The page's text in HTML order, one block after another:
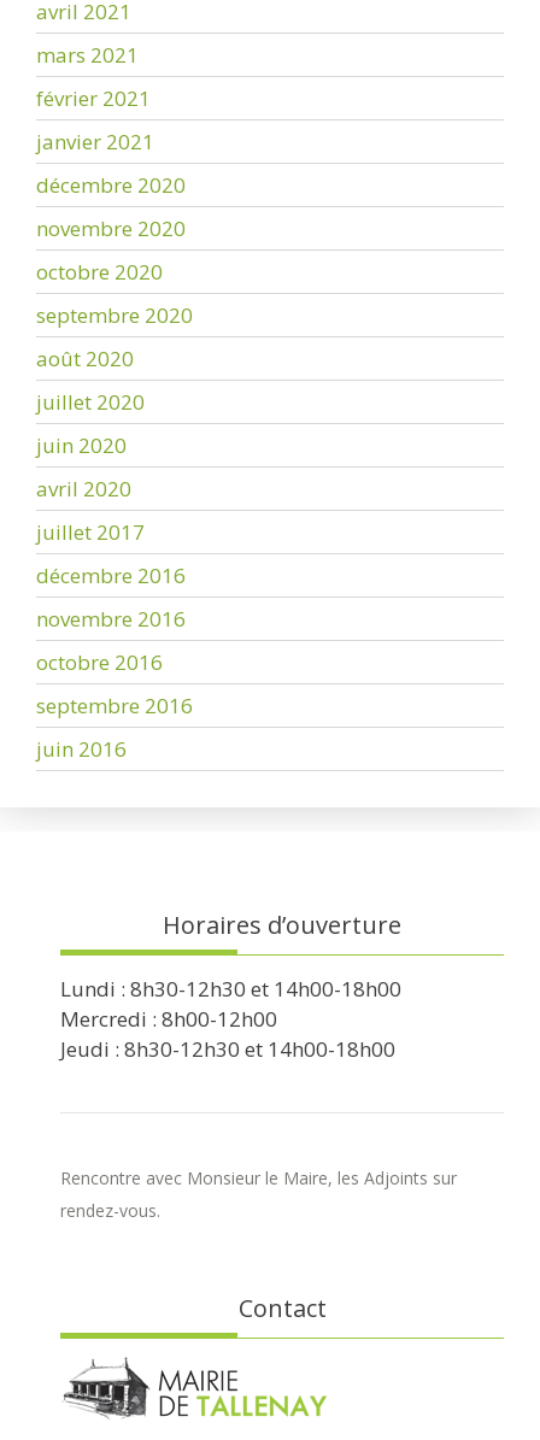
avril 2021
mars 2021
février 2021
janvier 2021
décembre 2020
novembre 2020
octobre 2020
septembre 2020
août 2020
juillet 2020
juin 2020
avril 2020
juillet 2017
décembre 2016
novembre 2016
octobre 2016
septembre 2016
juin 2016
Horaires d’ouverture
Lundi : 8h30-12h30 et 14h00-18h00
Mercredi : 8h00-12h00
Jeudi : 8h30-12h30 et 14h00-18h00
Rencontre avec Monsieur le Maire, les Adjoints sur
rendez-vous.
Contact